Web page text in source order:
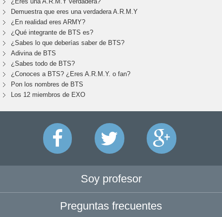
Demuestra que eres una verdadera A.R.M.Y
¿En realidad eres ARMY?
¿Qué integrante de BTS es?
¿Sabes lo que deberías saber de BTS?
Adivina de BTS
¿Sabes todo de BTS?
¿Conoces a BTS? ¿Eres A.R.M.Y. o fan?
Pon los nombres de BTS
Los 12 miembros de EXO
Soy profesor
Preguntas frecuentes